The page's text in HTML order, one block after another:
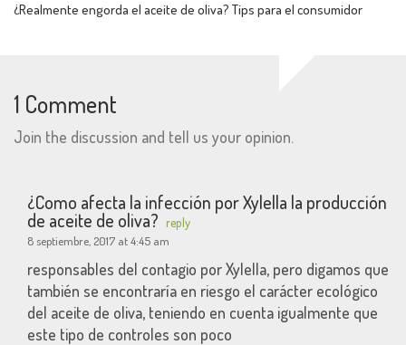
¿Realmente engorda el aceite de oliva? Tips para el consumidor
1 Comment
Join the discussion and tell us your opinion.
¿Como afecta la infección por Xylella la producción
de aceite de oliva? reply
8 septiembre, 2017 at 4:45 am
responsables del contagio por Xylella, pero digamos que
también se encontraría en riesgo el carácter ecológico
del aceite de oliva, teniendo en cuenta igualmente que
este tipo de controles son poco